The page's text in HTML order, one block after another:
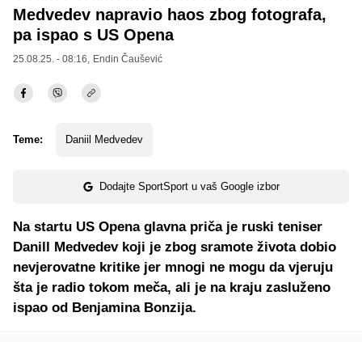
Medvedev napravio haos zbog fotografa,
pa ispao s US Opena
25.08.25. - 08:16, Endin Čaušević
Teme: Daniil Medvedev
Dodajte SportSport u vaš Google izbor
Na startu US Opena glavna priča je ruski teniser
Danill Medvedev koji je zbog sramote života dobio
nevjerovatne kritike jer mnogi ne mogu da vjeruju
šta je radio tokom meča, ali je na kraju zasluženo
ispao od Benjamina Bonzija.